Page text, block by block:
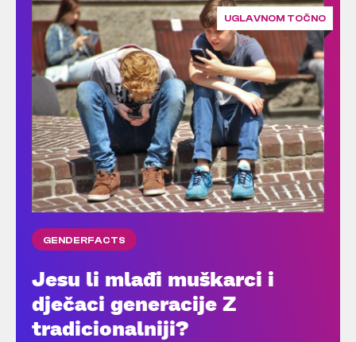
UGLAVNOM TOČNO
GENDERFACTS
Jesu li mlađi muškarci i
dječaci generacije Z
tradicionalniji?